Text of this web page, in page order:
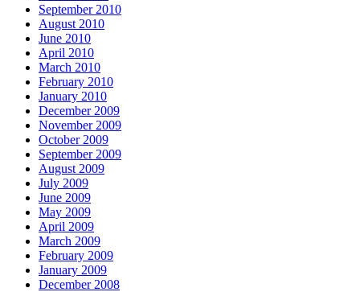
September 2010
August 2010
June 2010
April 2010
March 2010
February 2010
January 2010
December 2009
November 2009
October 2009
September 2009
August 2009
July 2009
June 2009
May 2009
April 2009
March 2009
February 2009
January 2009
December 2008